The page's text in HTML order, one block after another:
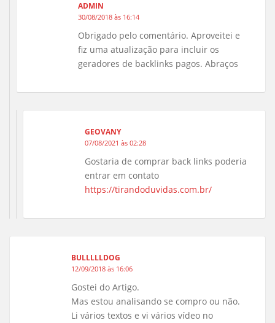
ADMIN
30/08/2018 às 16:14
Obrigado pelo comentário. Aproveitei e
fiz uma atualização para incluir os
geradores de backlinks pagos. Abraços
GEOVANY
07/08/2021 às 02:28
Gostaria de comprar back links poderia
entrar em contato
https://tirandoduvidas.com.br/
BULLLLLDOG
12/09/2018 às 16:06
Gostei do Artigo.
Mas estou analisando se compro ou não.
Li vários textos e vi vários vídeo no